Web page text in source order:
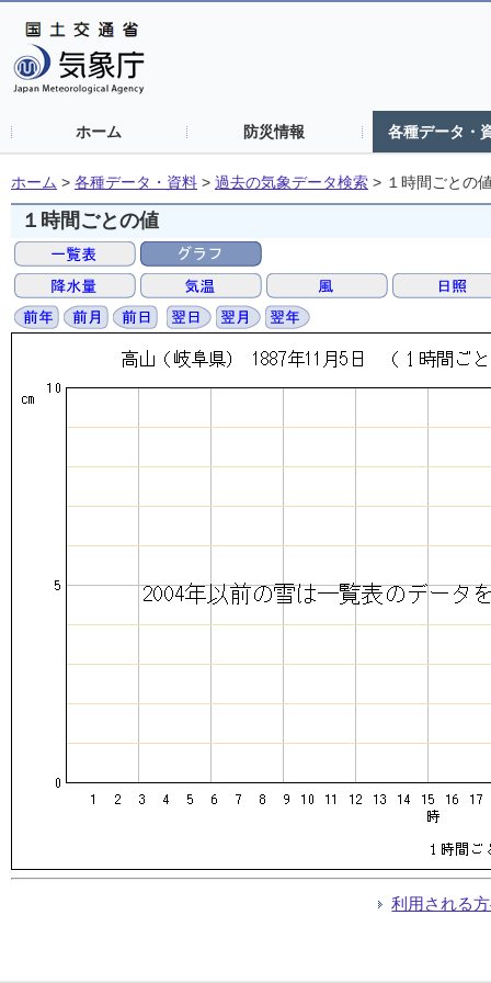
ホーム 防災情報 各種データ・
ホーム > 各種データ・資料 > 過去の気象データ検索 > １時間ごとの
１時間ごとの値
利用される